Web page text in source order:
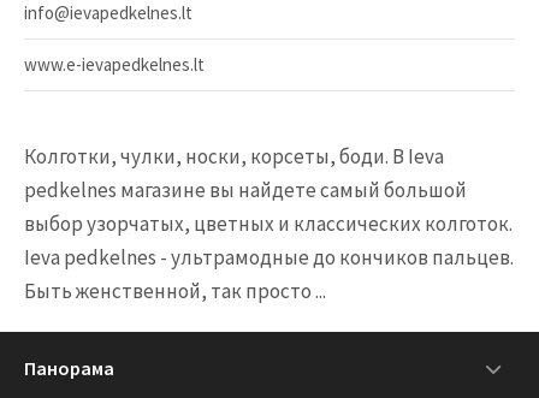
info@ievapedkelnes.lt
www.e-ievapedkelnes.lt
Колготки, чулки, носки, корсеты, боди. B Ieva
pedkelnes магазинe вы найдете самый большой
выбор узорчатых, цветных и классических колготок.
Ieva pedkelnes - ультрамодные до кончиков пальцев.
Быть женственной, так просто ...
Панорама